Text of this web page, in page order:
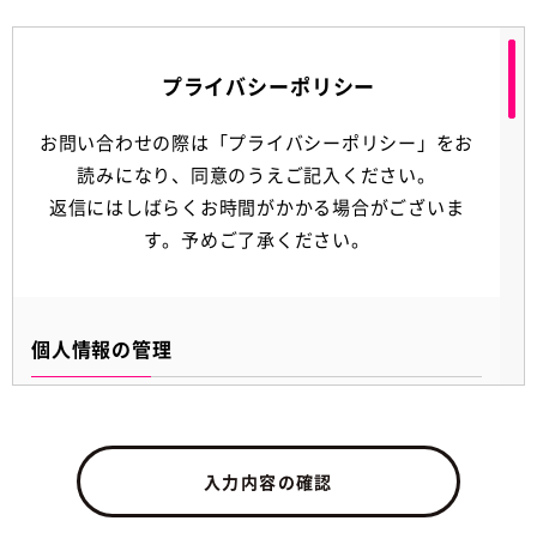
プライバシーポリシー
お問い合わせの際は「プライバシーポリシー」をお
読みになり、同意のうえご記入ください。
返信にはしばらくお時間がかかる場合がございま
す。予めご了承ください。
個人情報の管理
ん・漏洩などを防止するため、セキュリティシステムの
維持・管理体制の整備・社員教育の徹底等の必要な措置
を講じ、安全対策を実施し個人情報の厳重な管理を行い
入力内容の確認